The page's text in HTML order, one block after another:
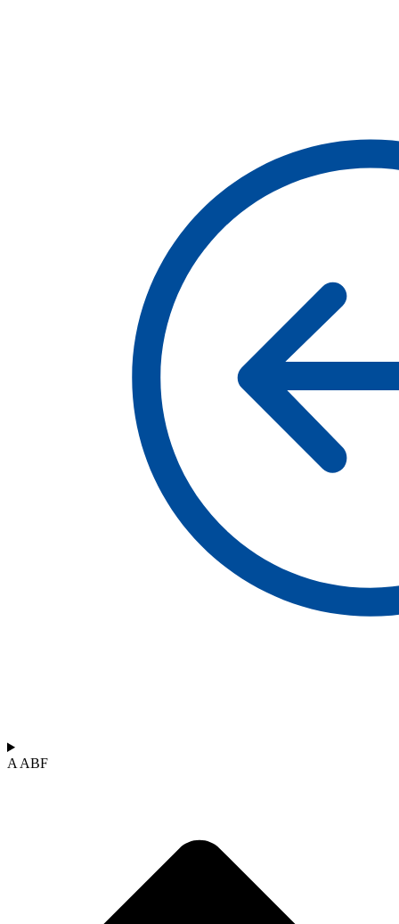
A ABF